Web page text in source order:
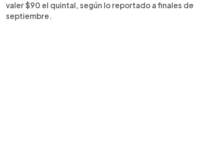
valer $90 el quintal, según lo reportado a finales de
septiembre.